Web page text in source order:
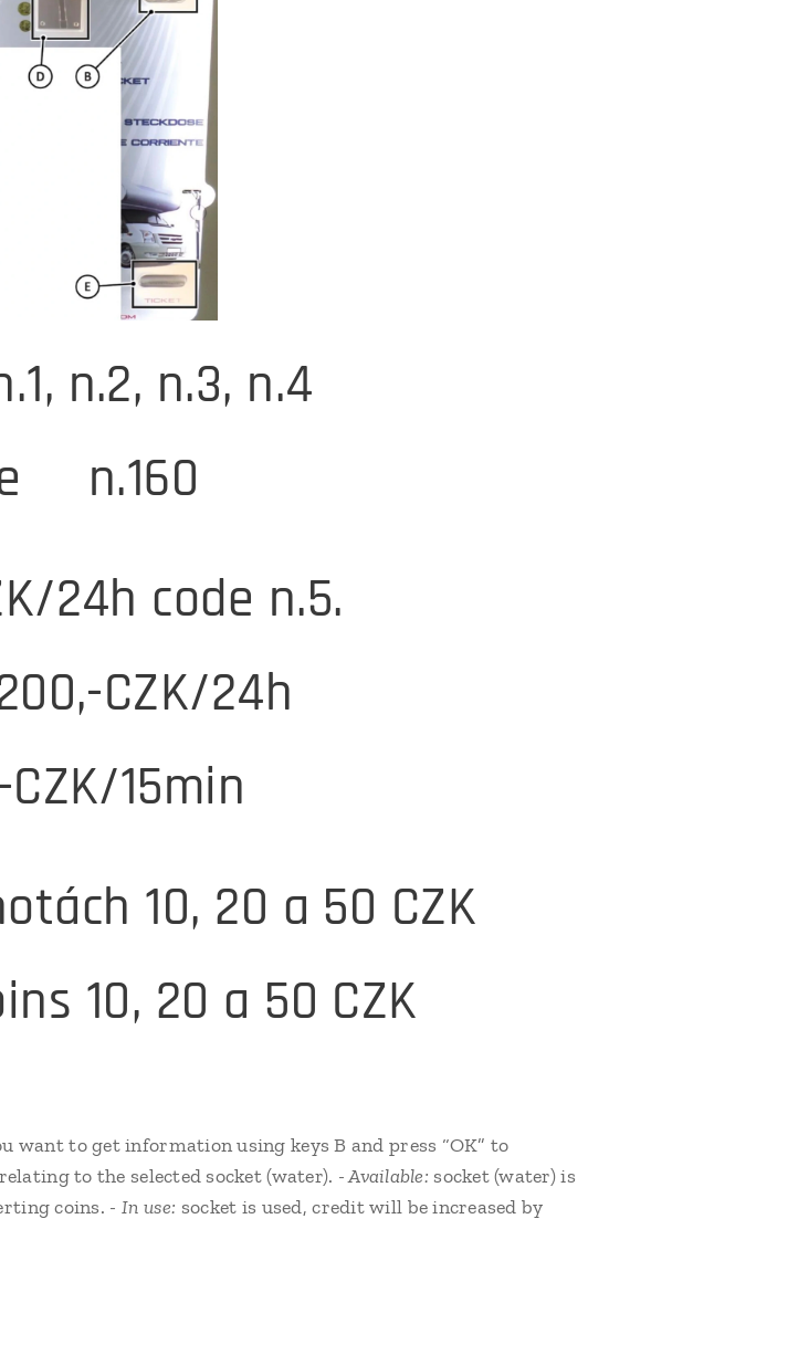
n.2, n.3, n.4
24h code n.5.
CZK/24h
CZK/15min
10, 20 a 50 CZK
10, 20 a 50 CZK
to get information using keys B and press “OK” to
to the selected socket (water). - Available:socket (water) is
coins. - In use: socket is used, credit will be increased by